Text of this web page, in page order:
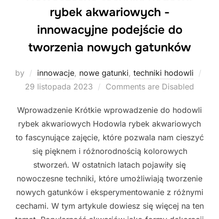
rybek akwariowych -
innowacyjne podejście do
tworzenia nowych gatunków
by innowacje, nowe gatunki, techniki hodowli
Posted
29 listopada 2023 Comments are Disabled
Wprowadzenie Krótkie wprowadzenie do hodowli
rybek akwariowych Hodowla rybek akwariowych
to fascynujące zajęcie, które pozwala nam cieszyć
się pięknem i różnorodnością kolorowych
stworzeń. W ostatnich latach pojawiły się
nowoczesne techniki, które umożliwiają tworzenie
nowych gatunków i eksperymentowanie z różnymi
cechami. W tym artykule dowiesz się więcej na ten